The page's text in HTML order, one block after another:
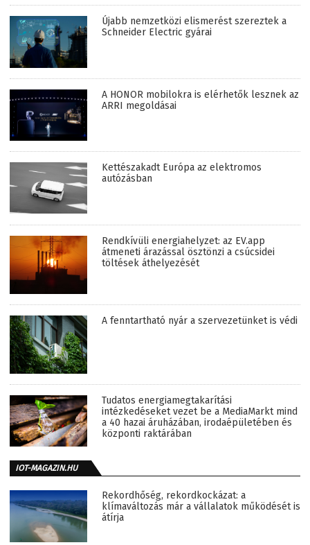
Újabb nemzetközi elismerést szereztek a
Schneider Electric gyárai
A HONOR mobilokra is elérhetők lesznek az
ARRI megoldásai
Kettészakadt Európa az elektromos
autózásban
Rendkívüli energiahelyzet: az EV.app
átmeneti árazással ösztönzi a csúcsidei
töltések áthelyezését
A fenntartható nyár a szervezetünket is védi
Tudatos energiamegtakarítási
intézkedéseket vezet be a MediaMarkt mind
a 40 hazai áruházában, irodaépületében és
központi raktárában
IOT-MAGAZIN.HU
Rekordhőség, rekordkockázat: a
klímaváltozás már a vállalatok működését is
átírja